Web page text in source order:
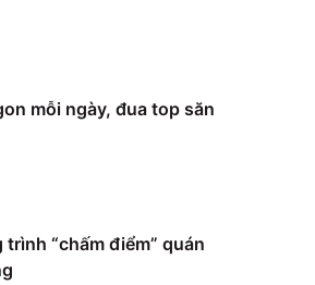
mỗi ngày, đua top săn
“chấm điểm” quán